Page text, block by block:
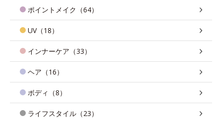
ポイントメイク（64）
UV（18）
インナーケア（33）
ヘア（16）
ボディ（8）
ライフスタイル（23）